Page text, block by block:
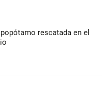
rescatada en el